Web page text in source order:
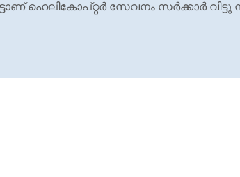
ഹെലികോപ്റ്റര്‍ സേവനം സര്‍ക്കാര്‍